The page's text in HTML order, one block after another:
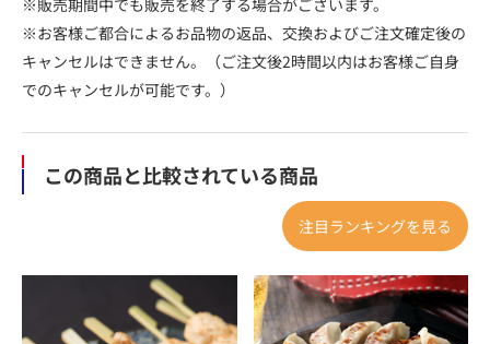
※お客様ご都合によるお品物の返品、交換およびご注文確定後の
キャンセルはできません。（ご注文後2時間以内はお客様ご自身
でのキャンセルが可能です。）
この商品と比較されている商品
注目ランキングを見る